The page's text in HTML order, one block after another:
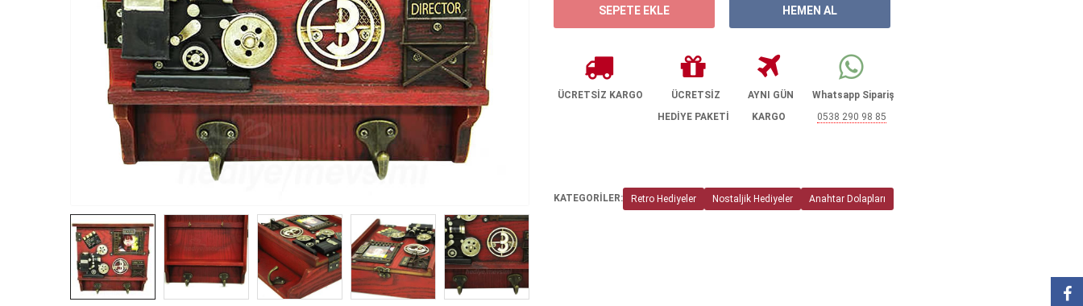
ÜCRETSİZ KARGO
ÜCRETSİZ
HEDİYE PAKETİ
AYNI GÜN
KARGO
Whatsapp Sipariş
0538 290 98 85
KATEGORİLER: Retro Hediyeler Nostaljik Hediyeler Anahtar Dolapları